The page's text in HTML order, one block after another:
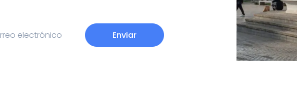
Enviar